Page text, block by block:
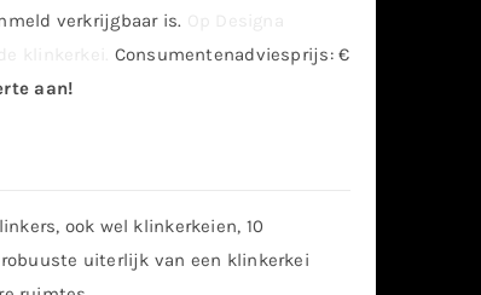
verkrijgbaar is.
Consumentenadviesprijs: €
aan!
ook wel klinkerkeien, 10
uiterlijk van een klinkerkei